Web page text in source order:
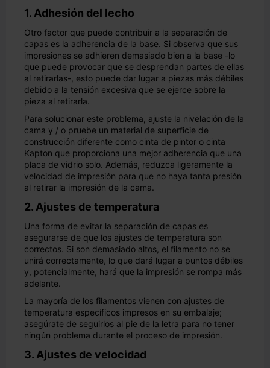
1. Adhesión del lecho
Otro factor que puede contribuir a la separación de
capas es la adherencia de la base. Si observa que sus
impresiones se adhieren demasiado bien a la base -lo
que puede provocar que se desprendan partes de ellas
al retirarlas-, esto puede dar lugar a piezas más débiles
debido a la tensión excesiva que se ejerce sobre la
pieza al retirarla.
Para solucionar este problema, ajuste la nivelación de la
cama y / o pruebe un material de superficie de
construcción diferente como cinta de pintor o cinta
Kapton que proporciona una mejor adherencia que una
placa de vidrio solo. Además, reduzca ligeramente la
velocidad de impresión para que no haya tanta presión
al retirar la impresión de la cama.
2. Ajustes de temperatura
Una forma de evitar la separación de capas es
asegurarse de que los ajustes de temperatura son
correctos. Si son demasiado altos, el filamento no se
unirá correctamente, lo que dará lugar a puntos débiles
y, potencialmente, hará que la impresión se rompa más
adelante.
La mayoría de los filamentos vienen con ajustes de
temperatura específicos impresos en su embalaje;
asegúrate de seguirlos al pie de la letra para no tener
ningún problema durante el proceso de impresión.
3. Ajustes de velocidad